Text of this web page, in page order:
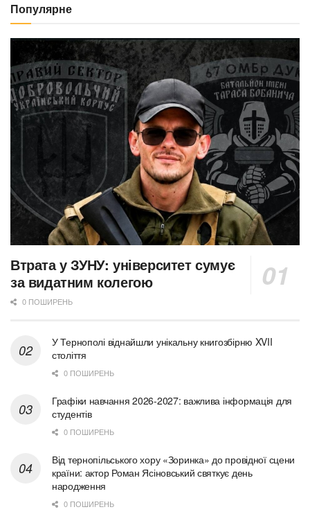
Популярне
Втрата у ЗУНУ: університет сумує
за видатним колегою
0 ПОШИРЕНЬ
У Тернополі віднайшли унікальну книгозбірню XVII
століття
0 ПОШИРЕНЬ
Графіки навчання 2026-2027: важлива інформація для
студентів
0 ПОШИРЕНЬ
Від тернопільського хору «Зоринка» до провідної сцени
країни: актор Роман Ясіновський святкує день
народження
0 ПОШИРЕНЬ